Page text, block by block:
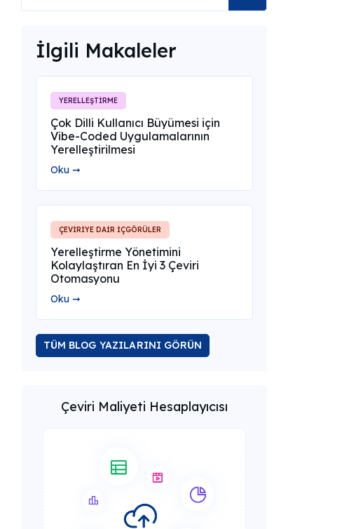
İlgili Makaleler
YERELLEŞTİRME
Çok Dilli Kullanıcı Büyümesi için
Vibe-Coded Uygulamalarının
Yerelleştirilmesi
Oku ➞
ÇEVİRİYE DAİR İÇGÖRÜLER
Yerelleştirme Yönetimini
Kolaylaştıran En İyi 3 Çeviri
Otomasyonu
Oku ➞
TÜM BLOG YAZILARINI GÖRÜN
Çeviri Maliyeti Hesaplayıcısı